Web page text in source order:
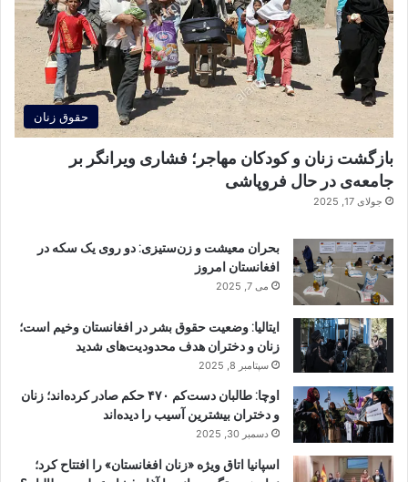
حقوق زنان
بازگشت زنان و کودکان مهاجر؛ فشاری ویرانگر بر
جامعه‌ی در حال فروپاشی
جولای 17, 2025
بحران معیشت و زن‌ستیزی: دو روی یک سکه در
افغانستان امروز
می 7, 2025
ایتالیا: وضعیت حقوق بشر در افغانستان وخیم است؛
زنان و دختران هدف محدودیت‌های شدید
سپتامبر 8, 2025
اوچا: طالبان دست‌کم ۴۷۰ حکم صادر کرده‌اند؛ زنان
و دختران بیشترین آسیب را دیده‌اند
دسمبر 30, 2025
اسپانیا اتاق ویژه «زنان افغانستان» را افتتاح کرد؛